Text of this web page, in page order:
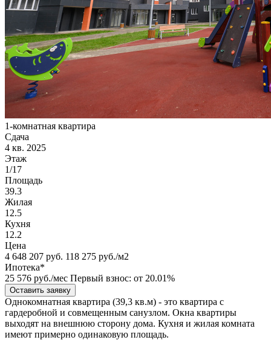
1-комнатная квартира
Сдача
4 кв. 2025
Этаж
1/17
Площадь
39.3
Жилая
12.5
Кухня
12.2
Цена
4 648 207 руб. 118 275 руб./м2
Ипотека*
25 576 руб./мес Первый взнос: от 20.01%
Оставить заявку
Однокомнатная квартира (39,3 кв.м) - это квартира с
гардеробной и совмещенным санузлом. Окна квартиры
выходят на внешнюю сторону дома. Кухня и жилая комната
имеют примерно одинаковую площадь.